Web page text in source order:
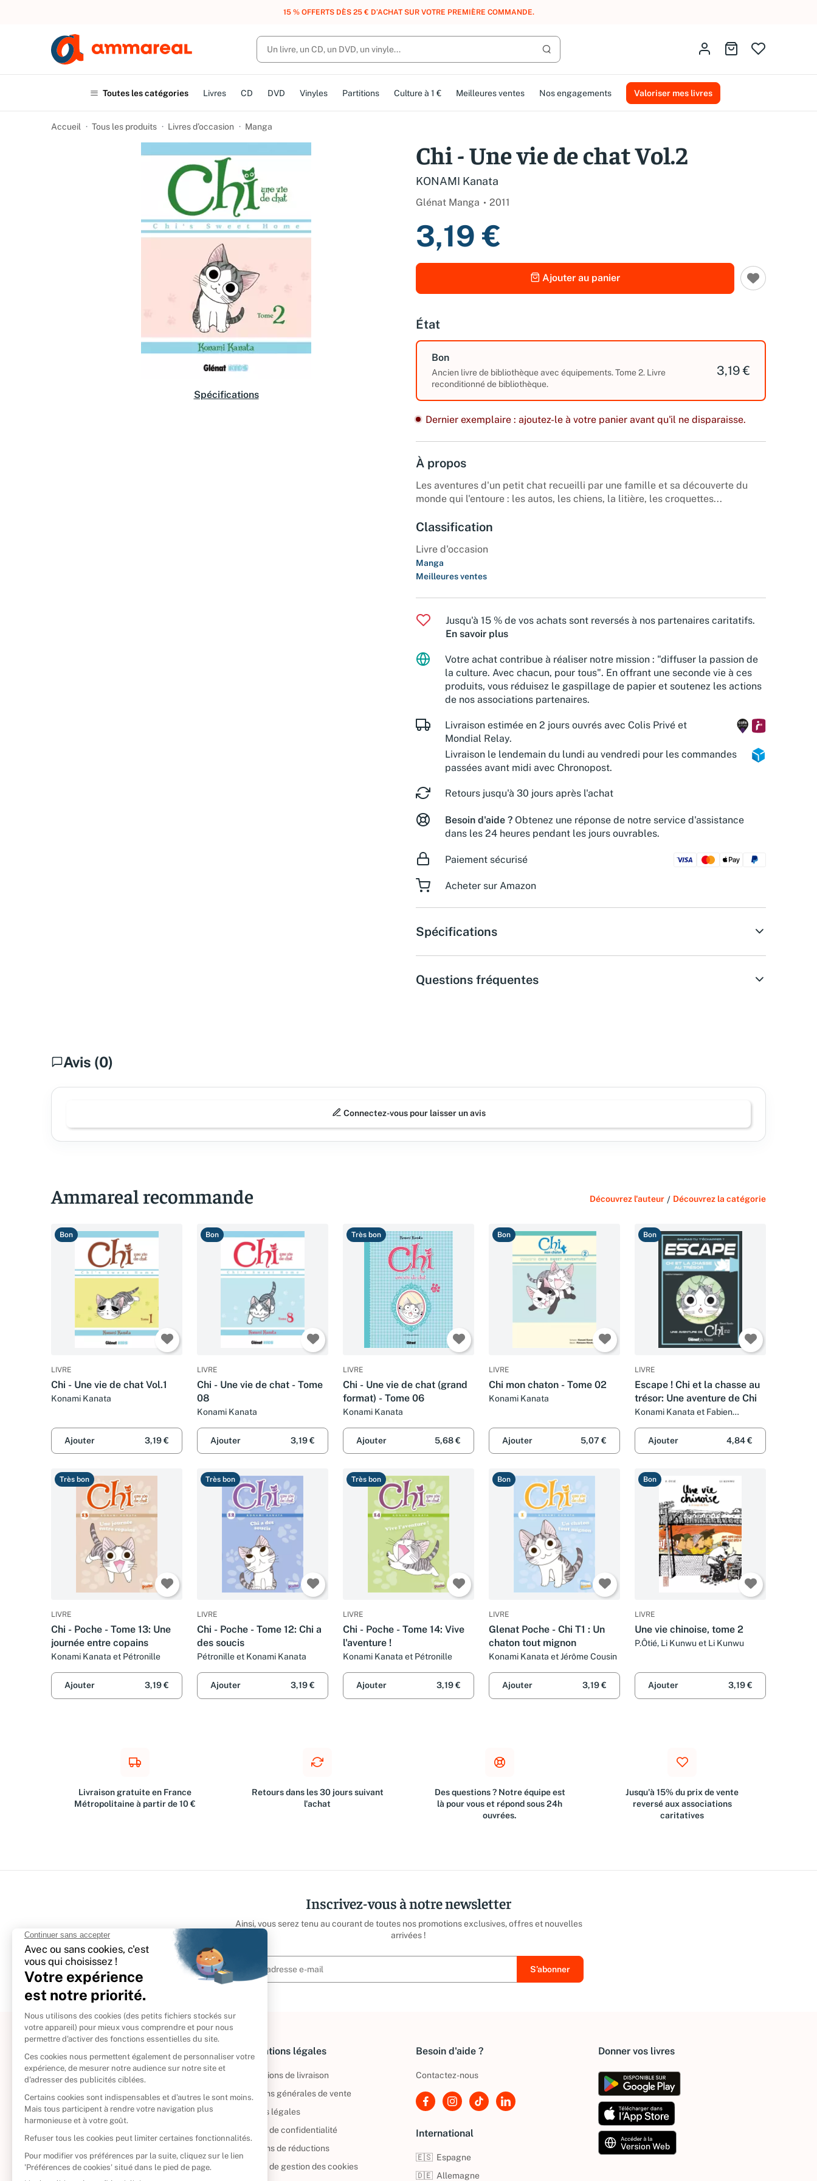
UN ACHAT, DES POINTS, DES RÉCOMPENSES :REJOIGNEZ GRATUITEMENT LE CLUB AMMAREAL.
Lancer la recherche
Identifiez-vousAller au panier
Toutes les catégories Livres CD DVD Vinyles Partitions Culture à 1 € Meilleures ventes Nos engagements Valoriser mes livres
Accueil Tous les produits Livres d’occasion Manga
Spécifications
Chi - Une vie de chat Vol.2
KONAMI Kanata
Glénat Manga 2011
3,19 €
Ajouter au panier
État
Bon
Ancien livre de bibliothèque avec équipements. Tome 2. Livre
reconditionné de bibliothèque.
3,19 €
Dernier exemplaire : ajoutez-le à votre panier avant qu'il ne disparaisse.
À propos
Les aventures d'un petit chat recueilli par une famille et sa découverte du
monde qui l'entoure : les autos, les chiens, la litière, les croquettes...
Classification
Livre d'occasion
Manga
Meilleures ventes
Jusqu'à 15 % de vos achats sont reversés à nos partenaires caritatifs.
En savoir plus
Votre achat contribue à réaliser notre mission : "diffuser la passion de
la culture. Avec chacun, pour tous". En offrant une seconde vie à ces
produits, vous réduisez le gaspillage de papier et soutenez les actions
de nos associations partenaires.
Livraison estimée en 2 jours ouvrés avec Colis Privé et
Mondial Relay.
Livraison le lendemain du lundi au vendredi pour les commandes
passées avant midi avec Chronopost.
Retours jusqu'à 30 jours après l'achat
Besoin d'aide ? Obtenez une réponse de notre service d'assistance
dans les 24 heures pendant les jours ouvrables.
Paiement sécurisé
Acheter sur Amazon
Spécifications
Questions fréquentes
Avis (0)
Connectez-vous pour laisser un avis
Ammareal recommande Découvrez l'auteur / Découvrez la catégorie
Bon
LIVRE
Chi - Une vie de chat Vol.1
Konami Kanata
Ajouter 3,19 €
Bon
LIVRE
Chi - Une vie de chat - Tome
08
Konami Kanata
Ajouter 3,19 €
Très bon
LIVRE
Chi - Une vie de chat (grand
format) - Tome 06
Konami Kanata
Ajouter 5,68 €
Bon
LIVRE
Chi mon chaton - Tome 02
Konami Kanata
Ajouter 5,07 €
Bon
LIVRE
Escape ! Chi et la chasse au
trésor: Une aventure de Chi
Konami Kanata et Fabien
Ajouter
4,84 €
Très bon
LIVRE
Chi - Poche - Tome 13: Une
journée entre copains
Konami Kanata et Pétronille
Ajouter 3,19 €
Très bon
LIVRE
Chi - Poche - Tome 12: Chi a
des soucis
Pétronille et Konami Kanata
Ajouter 3,19 €
Très bon
LIVRE
Chi - Poche - Tome 14: Vive
l'aventure !
Konami Kanata et Pétronille
Ajouter 3,19 €
Bon
LIVRE
Glenat Poche - Chi T1 : Un
chaton tout mignon
Konami Kanata et Jérôme Cousin
Ajouter 3,19 €
Bon
LIVRE
Une vie chinoise, tome 2
P.Ôtié, Li Kunwu et Li Kunwu
Ajouter 3,19 €
Livraison gratuite en France
Métropolitaine à partir de 10 €
Retours dans les 30 jours suivant
l'achat
Des questions ? Notre équipe est
là pour vous et répond sous 24h
ouvrées.
Jusqu'à 15% du prix de vente
reversé aux associations
caritatives
Inscrivez-vous à notre newsletter
Ainsi, vous serez tenu au courant de toutes nos promotions exclusives, offres et nouvelles
arrivées !
À propos
Politique de retour
Reprendre vos livres
Qui sommes-nous ?
CD d'occasion
Informations légales
Informations de livraison
Conditions générales de vente
Mentions légales
Politique de confidentialité
Conditions de réductions
Politique de gestion des cookies
Besoin d'aide ?
Contactez-nous
International
🇪🇸 Espagne
🇩🇪 Allemagne
Donner vos livres